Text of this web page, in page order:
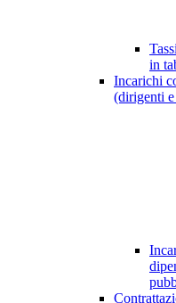
in
Incarichi
(dirigenti